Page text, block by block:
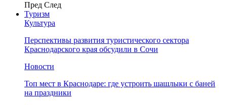
Пред След
Туризм
Культура
Перспективы развития туристического сектора
Краснодарского края обсудили в Сочи
Новости
Топ мест в Краснодаре: где устроить шашлыки с баней
на праздники